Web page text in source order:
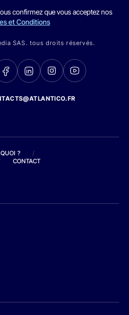
confirmez que vous acceptez nos
et Conditions
SAS. tous droits réservés.
?
/
CONTACT